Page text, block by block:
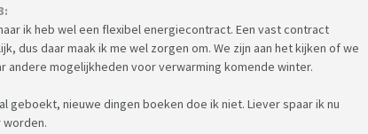
ik heb wel een flexibel energiecontract. Een vast contract
dus daar maak ik me wel zorgen om. We zijn aan het kijken of we
andere mogelijkheden voor verwarming komende winter.
geboekt, nieuwe dingen boeken doe ik niet. Liever spaar ik nu